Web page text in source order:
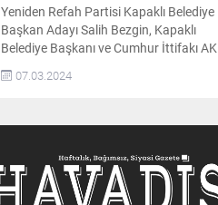
Yeniden Refah Partisi Kapaklı Belediye
Başkan Adayı Salih Bezgin, Kapaklı
Belediye Başkanı ve Cumhur İttifakı AK
Parti adayı Mustafa Çetin’e “Bay
Mustafa diye seslenerek, sert
başkan aday adayı olan Salih Bezgin,
yıldızının barışmadığı...
07.03.2024